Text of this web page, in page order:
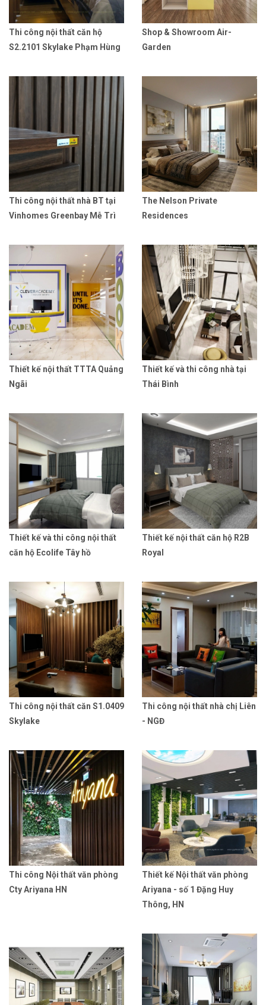
Thi công nội thất căn hộ
S2.2101 Skylake Phạm Hùng
Shop & Showroom Air-
Garden
Thi công nội thất nhà BT tại
Vinhomes Greenbay Mễ Trì
The Nelson Private
Residences
Thiết kế nội thất TTTA Quảng
Ngãi
Thiết kế và thi công nhà tại
Thái Bình
Thiết kế và thi công nội thất
căn hộ Ecolife Tây hồ
Thiết kế nội thất căn hộ R2B
Royal
Thi công nội thất căn S1.0409
Skylake
Thi công nội thất nhà chị Liên
- NGĐ
Thi công Nội thất văn phòng
Cty Ariyana HN
Thiết kế Nội thất văn phòng
Ariyana - số 1 Đặng Huy
Thông, HN